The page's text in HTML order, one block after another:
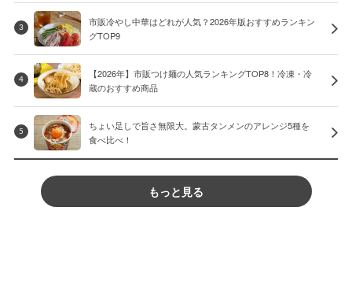
3
市販冷やし中華はどれが人気？2026年版おすすめランキン
グTOP9
4
【2026年】市販つけ麺の人気ランキングTOP8！冷凍・冷
蔵のおすすめ商品
5
ちょい足しで旨さ無限大。蒙古タンメンのアレンジ5種を
食べ比べ！
もっと見る